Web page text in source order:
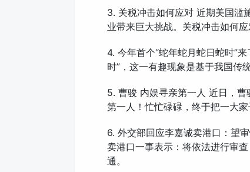
3. 关税冲击如何应对 近期美国滥
业带来巨大挑战。关税冲击如何应
4. 今年首个“蛇年蛇月蛇日蛇时”
时”，这一有趣现象是基于我国传
5. 曹骏 内娱寻亲第一人 近日，
第一人！忙忙碌碌，终于把一大家
6. 外交部回应李嘉诚卖港口：望
卖港口一事表示：将依法进行审
通。